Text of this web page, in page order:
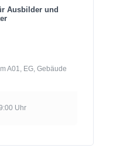
Ausbilder und
A01, EG, Gebäude
Uhr